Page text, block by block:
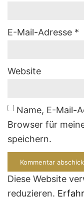
E-Mail-Adresse *
Website
Name, E-Mail-
Browser für
speichern.
Diese Website
reduzieren.